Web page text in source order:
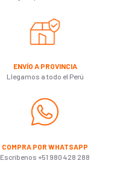
ENVÍO A PROVINCIA
Llegamos a todo el Perú
COMPRA POR WHATSAPP
Escribenos +51 980 428 288